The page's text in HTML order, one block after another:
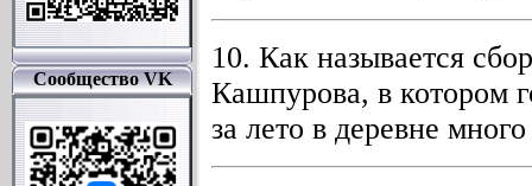
Сообщество VK
10. Как называется
Кашпурова, в котором
за лето в деревне